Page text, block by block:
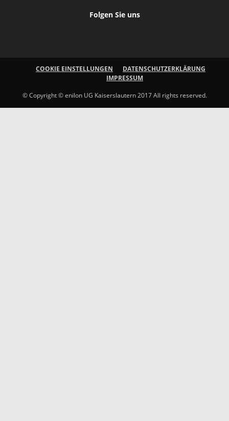
Folgen Sie uns
COOKIE EINSTELLUNGEN
DATENSCHUTZERKLÄRUNG
IMPRESSUM
© Copyright © enilon UG Kaiserslautern 2017 All rights reserved.